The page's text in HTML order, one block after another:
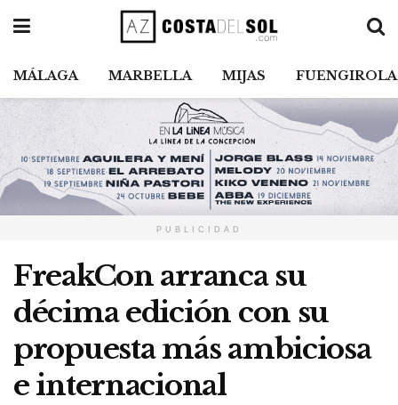
MÁLAGA MARBELLA MIJAS FUENGIROLA
PUBLICIDAD
FreakCon arranca su
décima edición con su
propuesta más ambiciosa
e internacional